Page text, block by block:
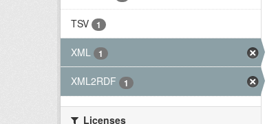
TSV 1
XML 1
XML2RDF 1
Licenses